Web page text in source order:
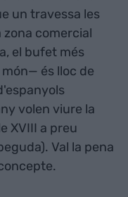
un travessa les
comercial
el bufet més
és lloc de
volen viure la
XVIII a preu
Val la pena